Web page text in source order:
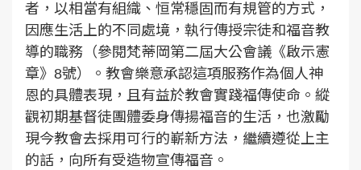
者，以相當有組織、恒常穩固而有規管的方式，
因應生活上的不同處境，執行傳授宗徒和福音教
導的職務（參閱梵蒂岡第二屆大公會議《啟示憲
章》8號）。教會樂意承認這項服務作為個人神
恩的具體表現，且有益於教會實踐福傳使命。縱
觀初期基督徒團體委身傳揚福音的生活，也激勵
現今教會去採用可行的嶄新方法，繼續遵從上主
的話，向所有受造物宣傳福音。